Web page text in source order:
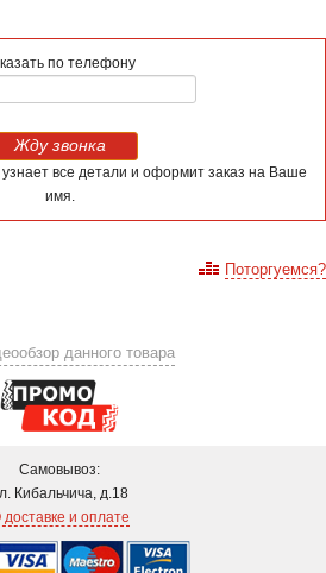
по телефону
Жду звонка
все детали и оформит заказ на Ваше
имя.
Поторгуемся?
данного товара
Самовывоз:
Кибальчича, д.18
и оплате